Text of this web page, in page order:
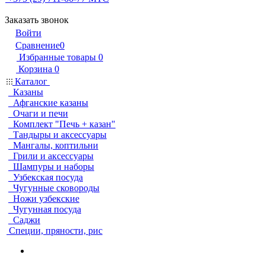
Заказать звонок
Войти
Сравнение0
Избранные товары 0
Корзина 0
Каталог
Казаны
Афганские казаны
Очаги и печи
Комплект "Печь + казан"
Тандыры и аксессуары
Мангалы, коптильни
Грили и аксессуары
Шампуры и наборы
Узбекская посуда
Чугунные сковороды
Ножи узбекские
Чугунная посуда
Саджи
Специи, пряности, рис